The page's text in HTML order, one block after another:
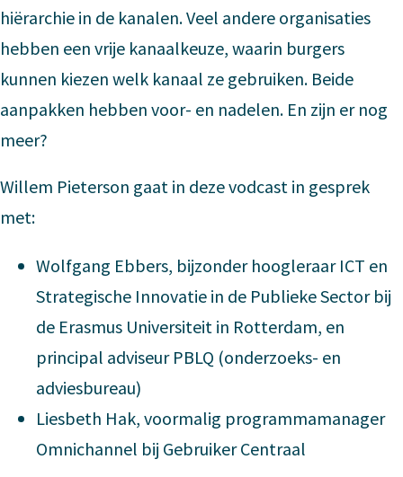
hiërarchie in de kanalen. Veel andere organisaties
hebben een vrije kanaalkeuze, waarin burgers
kunnen kiezen welk kanaal ze gebruiken. Beide
aanpakken hebben voor- en nadelen. En zijn er nog
meer?
Willem Pieterson gaat in deze vodcast in gesprek
met:
Wolfgang Ebbers, bijzonder hoogleraar ICT en
Strategische Innovatie in de Publieke Sector bij
de Erasmus Universiteit in Rotterdam, en
principal adviseur PBLQ (onderzoeks- en
adviesbureau)
Liesbeth Hak, voormalig programmamanager
Omnichannel bij Gebruiker Centraal